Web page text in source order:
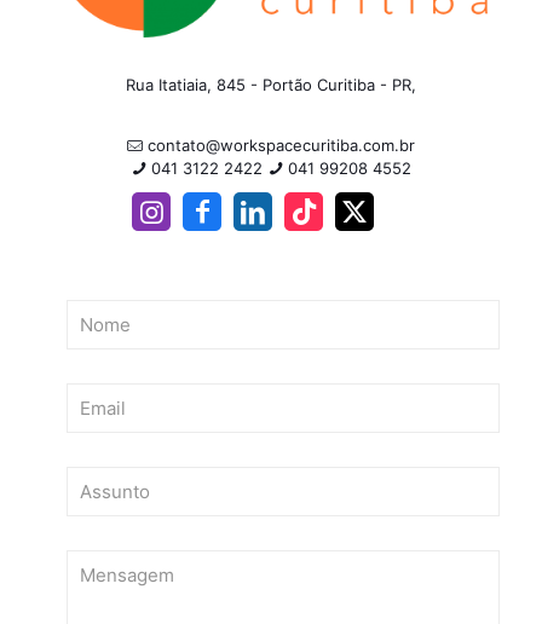
Rua Itatiaia, 845 - Portão Curitiba - PR,
contato@workspacecuritiba.com.br
041 3122 2422
041 99208 4552